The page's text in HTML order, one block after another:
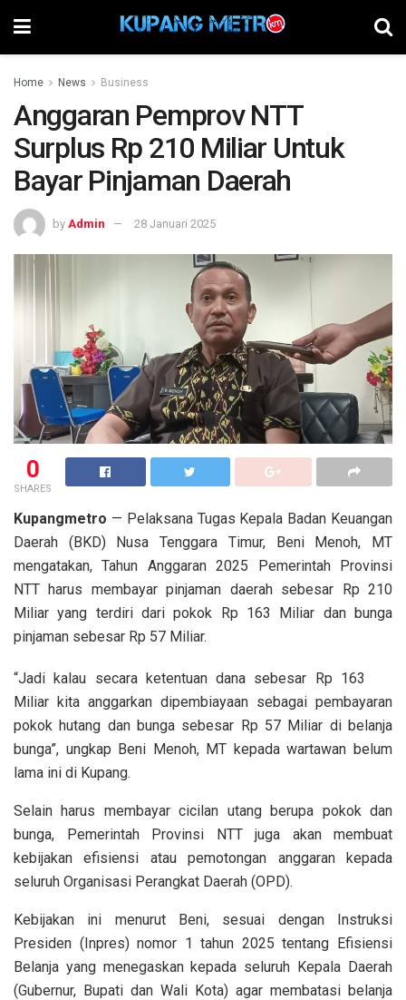
Home News Business
Anggaran Pemprov NTT
Surplus Rp 210 Miliar Untuk
Bayar Pinjaman Daerah
by Admin 28 Januari 2025
0
SHARES
Kupangmetro — Pelaksana Tugas Kepala Badan Keuangan
Daerah (BKD) Nusa Tenggara Timur, Beni Menoh, MT
mengatakan, Tahun Anggaran 2025 Pemerintah Provinsi
NTT harus membayar pinjaman daerah sebesar Rp 210
Miliar yang terdiri dari pokok Rp 163 Miliar dan bunga
pinjaman sebesar Rp 57 Miliar.
“Jadi kalau secara ketentuan dana sebesar Rp 163
Miliar kita anggarkan dipembiayaan sebagai pembayaran
pokok hutang dan bunga sebesar Rp 57 Miliar di belanja
bunga”, ungkap Beni Menoh, MT kepada wartawan belum
lama ini di Kupang.
Selain harus membayar cicilan utang berupa pokok dan
bunga, Pemerintah Provinsi NTT juga akan membuat
kebijakan efisiensi atau pemotongan anggaran kepada
seluruh Organisasi Perangkat Daerah (OPD).
Kebijakan ini menurut Beni, sesuai dengan Instruksi
Presiden (Inpres) nomor 1 tahun 2025 tentang Efisiensi
Belanja yang menegaskan kepada seluruh Kepala Daerah
(Gubernur, Bupati dan Wali Kota) agar membatasi belanja